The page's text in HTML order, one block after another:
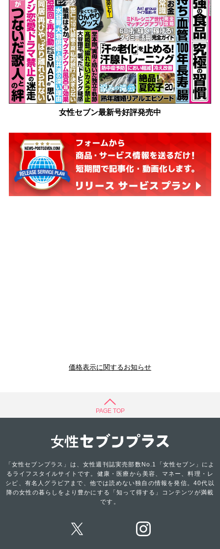
女性セブン最新号好評発売中
価格表示に関するお知らせ
PAGE TOP
「女性セブンプラス」は、女性週刊誌実売部数No.1「女性セブン」によ
るライフスタイルサイトです。健康・医療から美容、マネー、料理・レ
シピ、有名人グラビアまで、他では読めない独自の情報を発信。40代以
降の女性の暮らしをより豊かにする「知って得する」コンテンツが満載
です。